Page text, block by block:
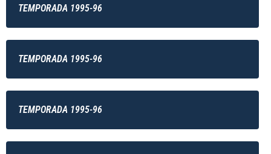
TEMPORADA 1995-96
TEMPORADA 1995-96
TEMPORADA 1995-96